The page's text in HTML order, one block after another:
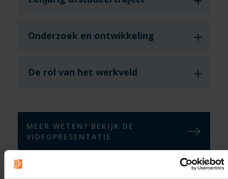
Onderzoek en ontwikkeling
De rol van het werkveld
MEER WETEN? BEKIJK DE
VIDEOPRESENTATIE